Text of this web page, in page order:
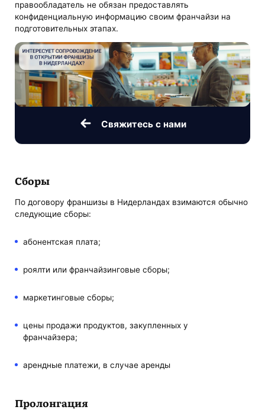
правообладатель не обязан предоставлять
конфиденциальную информацию своим франчайзи на
подготовительных этапах.
Свяжитесь с нами
Сборы
По договору франшизы в Нидерландах взимаются обычно
следующие сборы:
абонентская плата;
роялти или франчайзинговые сборы;
маркетинговые сборы;
цены продажи продуктов, закупленных у
франчайзера;
арендные платежи, в случае аренды
Пролонгация